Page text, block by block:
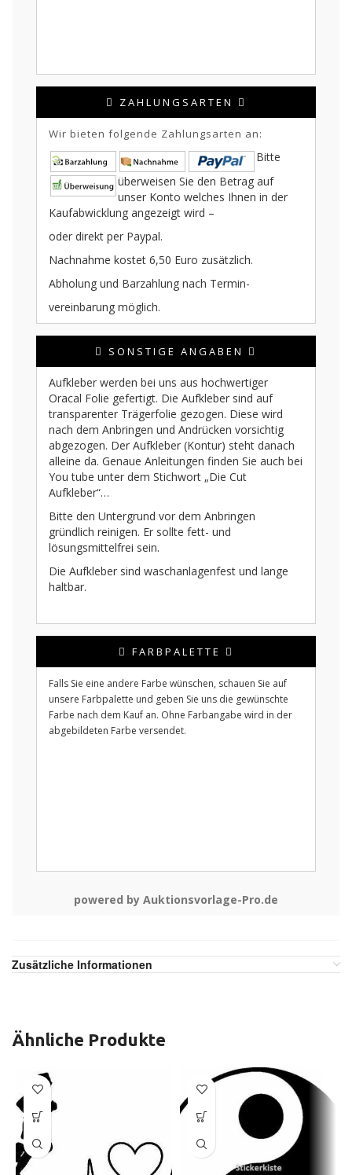
ZAHLUNGSARTEN
Wir bieten folgende Zahlungsarten an:
Bitte
überweisen Sie den Betrag auf
unser Konto welches Ihnen in der
Kaufabwicklung angezeigt wird –
oder direkt per Paypal.
Nachnahme kostet 6,50 Euro zusätzlich.
Abholung und Barzahlung nach Termin-
vereinbarung möglich.
SONSTIGE ANGABEN
Aufkleber werden bei uns aus hochwertiger
Oracal Folie gefertigt. Die Aufkleber sind auf
transparenter Trägerfolie gezogen. Diese wird
nach dem Anbringen und Andrücken vorsichtig
abgezogen. Der Aufkleber (Kontur) steht danach
alleine da. Genaue Anleitungen finden Sie auch bei
You tube unter dem Stichwort „Die Cut
Aufkleber“…
Bitte den Untergrund vor dem Anbringen
gründlich reinigen. Er sollte fett- und
lösungsmittelfrei sein.
Die Aufkleber sind waschanlagenfest und lange
haltbar.
FARBPALETTE
Falls Sie eine andere Farbe wünschen, schauen Sie auf
unsere Farbpalette und geben Sie uns die gewünschte
Farbe nach dem Kauf an. Ohne Farbangabe wird in der
abgebildeten Farbe versendet.
powered by Auktionsvorlage-Pro.de
Zusätzliche Informationen
Ähnliche Produkte